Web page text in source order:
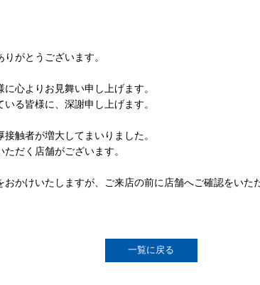
がとうございます。
心よりお見舞い申し上げます。
る皆様に、深謝申し上げます。
触者が増大してまいりました。
だく店舗がございます。
かけいたしますが、ご来店の前に店舗へご確認をいた
一覧に戻る